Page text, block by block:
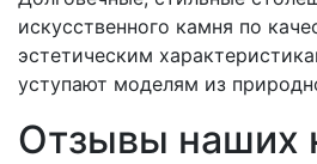
искусственного камня по
эстетическим
уступают моделям из
Отзывы наших